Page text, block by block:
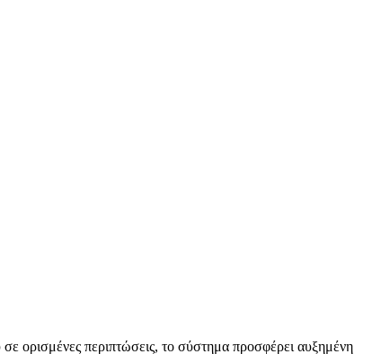
ορισμένες περιπτώσεις, το σύστημα προσφέρει αυξημένη